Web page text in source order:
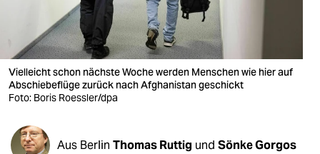
veranstaltungen
shop
fragen & hilfe
unterstützen
abo
Vielleicht schon nächste Woche werden Menschen wie hier auf
Abschiebeflüge zurück nach Afghanistan geschickt
Foto: Boris Roessler/dpa
Aus Berlin Thomas Ruttig und Sönke Gorgos